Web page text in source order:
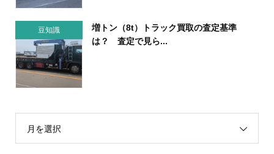
豆知識
増トン（8t）トラック買取の査定基準
は？ 査定で見ら...
月を選択